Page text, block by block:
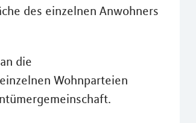
des einzelnen Anwohners
die
Wohnparteien